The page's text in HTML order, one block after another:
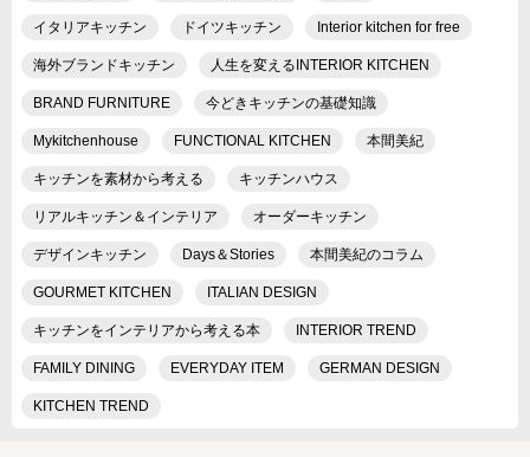
イタリアキッチン ドイツキッチン Interior kitchen for free
海外ブランドキッチン 人生を変えるINTERIOR KITCHEN
BRAND FURNITURE 今どきキッチンの基礎知識
Mykitchenhouse FUNCTIONAL KITCHEN 本間美紀
キッチンを素材から考える キッチンハウス
リアルキッチン＆インテリア オーダーキッチン
デザインキッチン Days＆Stories 本間美紀のコラム
GOURMET KITCHEN ITALIAN DESIGN
キッチンをインテリアから考える本 INTERIOR TREND
FAMILY DINING EVERYDAY ITEM GERMAN DESIGN
KITCHEN TREND